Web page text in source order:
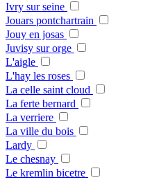
Ivry sur seine
Jouars pontchartrain
Jouy en josas
Juvisy sur orge
L'aigle
L'hay les roses
La celle saint cloud
La ferte bernard
La verriere
La ville du bois
Lardy
Le chesnay
Le kremlin bicetre